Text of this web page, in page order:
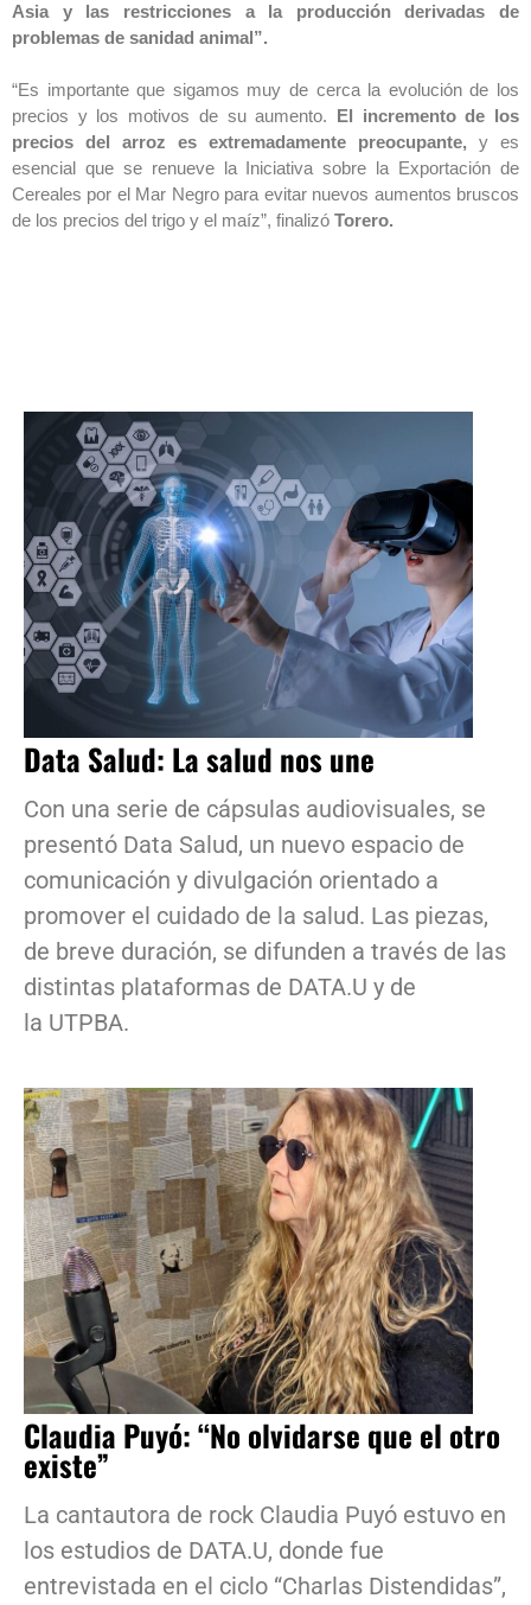
Asia y las restricciones a la producción derivadas de
problemas de sanidad animal”.
“Es importante que sigamos muy de cerca la evolución de los
precios y los motivos de su aumento. El incremento de los
precios del arroz es extremadamente preocupante, y es
esencial que se renueve la Iniciativa sobre la Exportación de
Cereales por el Mar Negro para evitar nuevos aumentos bruscos
de los precios del trigo y el maíz”, finalizó Torero.
Data Salud: La salud nos une
Con una serie de cápsulas audiovisuales, se
presentó Data Salud, un nuevo espacio de
comunicación y divulgación orientado a
promover el cuidado de la salud. Las piezas,
de breve duración, se difunden a través de las
distintas plataformas de DATA.U y de
la UTPBA.
Claudia Puyó: “No olvidarse que el otro
existe”
La cantautora de rock Claudia Puyó estuvo en
los estudios de DATA.U, donde fue
entrevistada en el ciclo “Charlas Distendidas”,